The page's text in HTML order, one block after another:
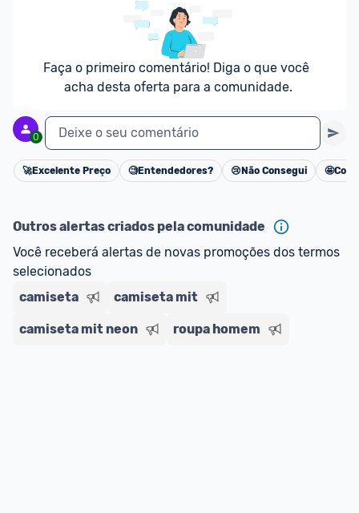
Faça o primeiro comentário! Diga o que você
acha desta oferta para a comunidade.
0 Deixe o seu comentário
Cancelar
🚀Excelente Preço 🧐Entendedores? 😢 Não Consegui 🤩
Outros alertas criados pela comunidade
Você receberá alertas de novas promoções dos termos
selecionados
camiseta
camiseta mit
camiseta mit neon roupa homem